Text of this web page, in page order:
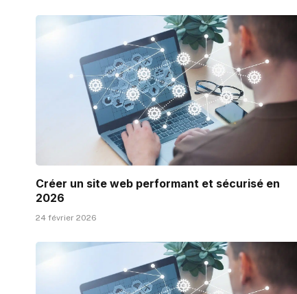
Créer un site web performant et sécurisé en
2026
24 février 2026